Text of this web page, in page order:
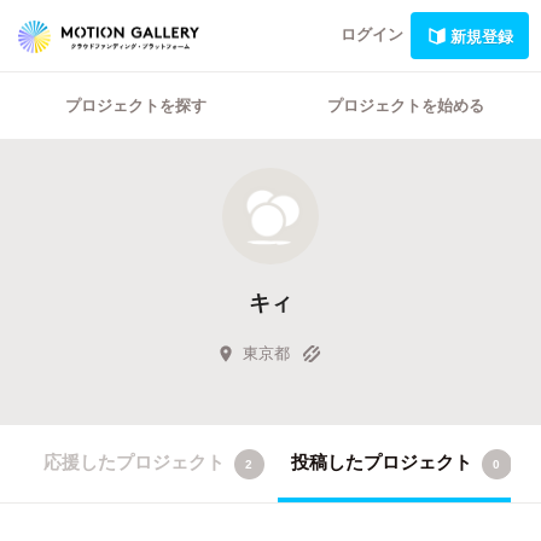
ログイン 新規登録
プロジェクトを探す プロジェクトを始める
キィ
東京都
応援したプロジェクト 2 投稿したプロジェクト 0